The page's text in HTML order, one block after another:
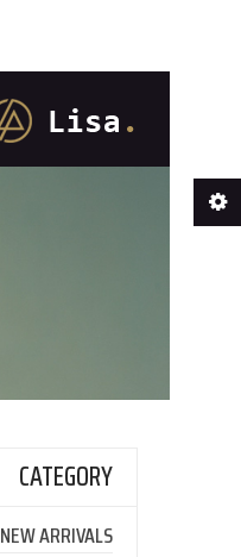
CATEGORY
NEW ARRIVALS